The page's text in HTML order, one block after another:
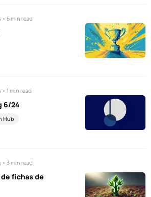
• 5 min read
1 min read
6/24
Hub
• 3 min read
fichas de